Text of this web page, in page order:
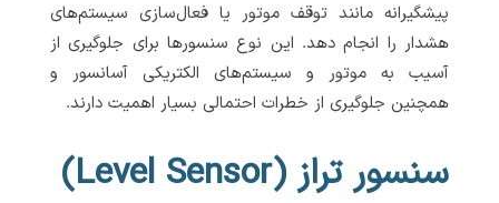
پیشگیرانه مانند توقف موتور یا فعال‌سازی سیستم‌های
هشدار را انجام دهد. این نوع سنسورها برای جلوگیری از
آسیب به موتور و سیستم‌های الکتریکی آسانسور و
همچنین جلوگیری از خطرات احتمالی بسیار اهمیت دارند.
سنسور تراز (Level Sensor)